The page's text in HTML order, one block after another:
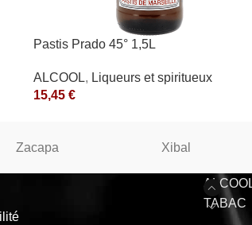
Pastis Prado 45° 1,5L
ALCOOL, Liqueurs et spiritueux
15,45 €
Zacapa Xibal
TABAC